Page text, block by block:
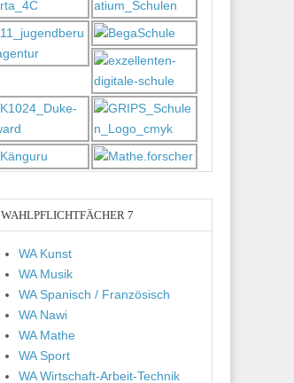
WAHLPFLICHTFÄCHER 7
WA Kunst
WA Musik
WA Spanisch / Französisch
WA Nawi
WA Mathe
WA Sport
WA Wirtschaft-Arbeit-Technik